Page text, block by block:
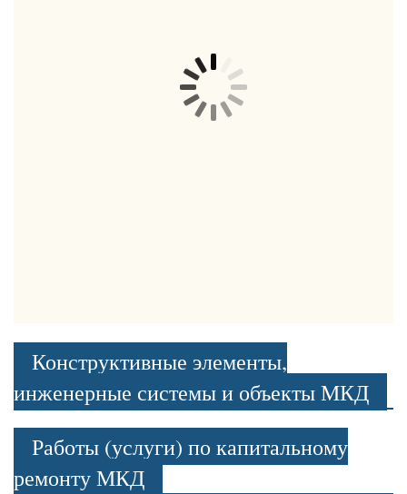
Конструктивные элементы,
инженерные системы и объекты МКД
Работы (услуги) по капитальному
ремонту МКД